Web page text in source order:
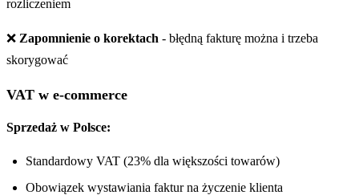
rozliczeniem
❌ Zapomnienie o korektach - błędną fakturę można i trzeba
skorygować
VAT w e-commerce
Sprzedaż w Polsce:
Standardowy VAT (23% dla większości towarów)
Obowiązek wystawiania faktur na życzenie klienta